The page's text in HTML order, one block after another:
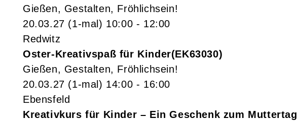
Gießen, Gestalten, Fröhlichsein!
20.03.27 (1-mal) 10:00 - 12:00
Redwitz
Oster-Kreativspaß für Kinder EK63030
Gießen, Gestalten, Fröhlichsein!
20.03.27 (1-mal) 14:00 - 16:00
Ebensfeld
Kreativkurs für Kinder – Ein Geschenk zum Muttertag